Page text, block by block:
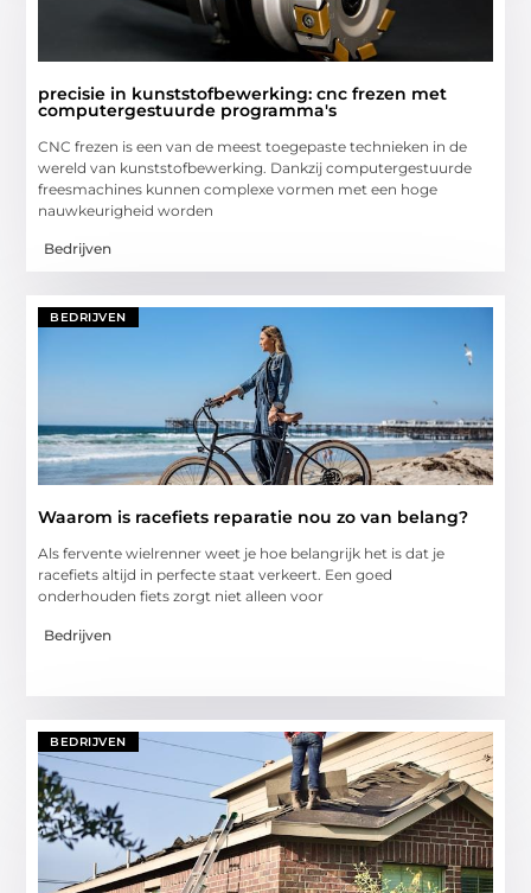
precisie in kunststofbewerking: cnc frezen met
computergestuurde programma's
CNC frezen is een van de meest toegepaste technieken in de
wereld van kunststofbewerking. Dankzij computergestuurde
freesmachines kunnen complexe vormen met een hoge
nauwkeurigheid worden
Bedrijven
BEDRIJVEN
Waarom is racefiets reparatie nou zo van belang?
Als fervente wielrenner weet je hoe belangrijk het is dat je
racefiets altijd in perfecte staat verkeert. Een goed
onderhouden fiets zorgt niet alleen voor
Bedrijven
BEDRIJVEN